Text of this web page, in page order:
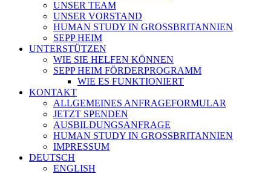
UNSER TEAM
UNSER VORSTAND
HUMAN STUDY IN GROSSBRITANNIEN
SEPP HEIM
UNTERSTÜTZEN
WIE SIE HELFEN KÖNNEN
SEPP HEIM FÖRDERPROGRAMM
WIE ES FUNKTIONIERT
KONTAKT
ALLGEMEINES ANFRAGEFORMULAR
JETZT SPENDEN
AUSBILDUNGSANFRAGE
HUMAN STUDY IN GROSSBRITANNIEN
IMPRESSUM
DEUTSCH
ENGLISH